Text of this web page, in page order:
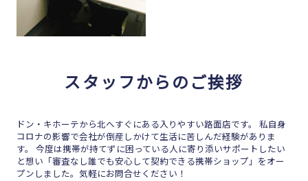
スタッフからのご挨拶
ドン・キホーテから北へすぐにある入りやすい路面店です。 私自身
コロナの影響で会社が倒産しかけて生活に苦しんだ経験がありま
す。 今度は携帯が持てずに困っている人に寄り添いサポートしたい
と想い「審査なし誰でも安心して契約できる携帯ショップ」をオー
プンしました。気軽にお問合せください！